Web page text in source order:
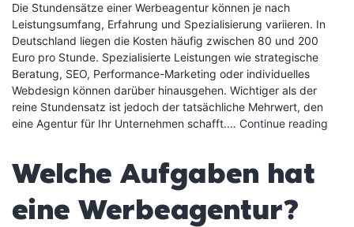
Die Stundensätze einer Werbeagentur können je nach
Leistungsumfang, Erfahrung und Spezialisierung variieren. In
Deutschland liegen die Kosten häufig zwischen 80 und 200
Euro pro Stunde. Spezialisierte Leistungen wie strategische
Beratung, SEO, Performance-Marketing oder individuelles
Webdesign können darüber hinausgehen. Wichtiger als der
reine Stundensatz ist jedoch der tatsächliche Mehrwert, den
eine Agentur für Ihr Unternehmen schafft.… Continue reading
Welche Aufgaben hat
eine Werbeagentur?